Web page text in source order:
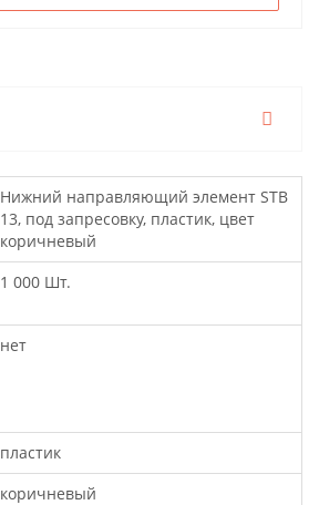
Нижний направляющий элемент STB
13, под запресовку, пластик, цвет
коричневый
1 000 Шт.
нет
пластик
коричневый